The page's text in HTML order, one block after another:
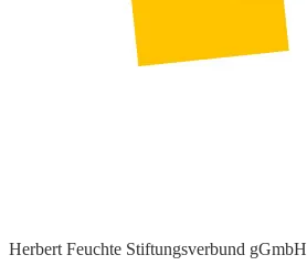
Herbert Feuchte Stiftungsverbund gGmbH